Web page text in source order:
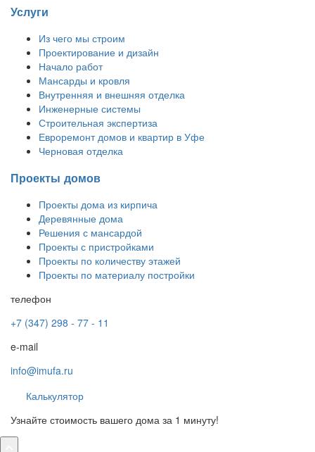
Услуги
Из чего мы строим
Проектирование и дизайн
Начало работ
Мансарды и кровля
Внутренняя и внешняя отделка
Инженерные системы
Строительная экспертиза
Евроремонт домов и квартир в Уфе
Черновая отделка
Проекты домов
Проекты дома из кирпича
Деревянные дома
Решения с мансардой
Проекты с пристройками
Проекты по количеству этажей
Проекты по материалу постройки
телефон
+7 (347) 298 - 77 - 11
e-mail
info@imufa.ru
Калькулятор
Узнайте стоимость вашего дома за 1 минуту!